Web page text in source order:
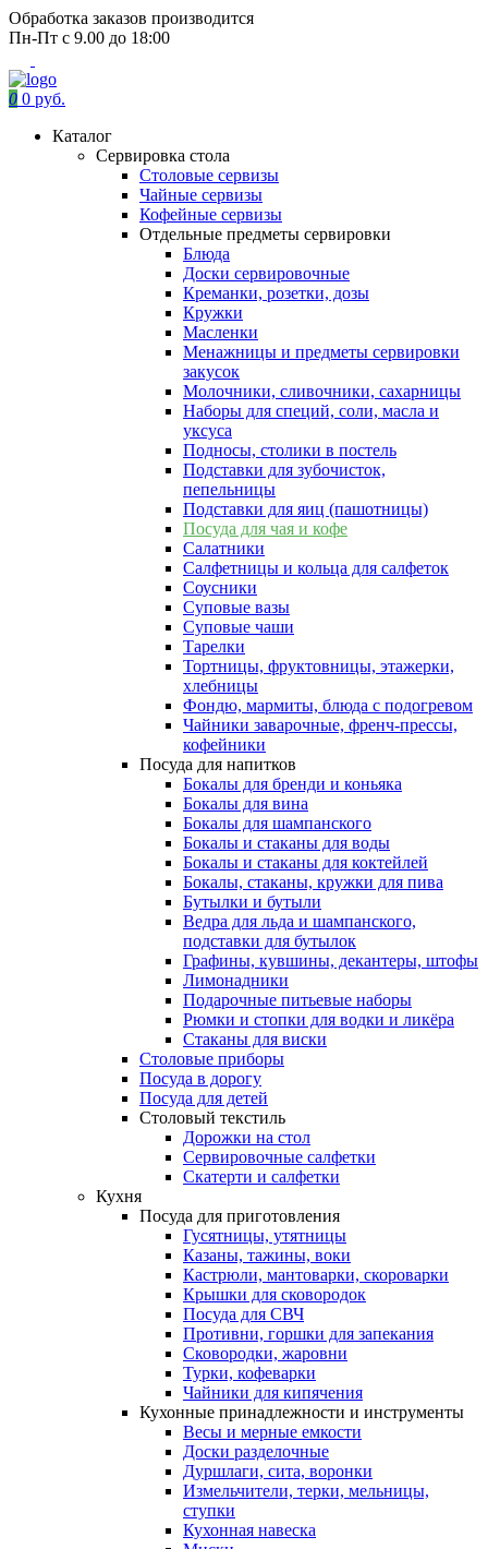
Обработка заказов производится
Пн-Пт с 9.00 до 18:00
0 0 руб.
Каталог
Сервировка стола
Столовые сервизы
Чайные сервизы
Кофейные сервизы
Отдельные предметы сервировки
Блюда
Доски сервировочные
Креманки, розетки, дозы
Кружки
Масленки
Менажницы и предметы сервировки
закусок
Молочники, сливочники, сахарницы
Наборы для специй, соли, масла и
уксуса
Подносы, столики в постель
Подставки для зубочисток,
пепельницы
Подставки для яиц (пашотницы)
Посуда для чая и кофе
Салатники
Салфетницы и кольца для салфеток
Соусники
Суповые вазы
Суповые чаши
Тарелки
Тортницы, фруктовницы, этажерки,
хлебницы
Фондю, мармиты, блюда с подогревом
Чайники заварочные, френч-прессы,
кофейники
Посуда для напитков
Бокалы для бренди и коньяка
Бокалы для вина
Бокалы для шампанского
Бокалы и стаканы для воды
Бокалы и стаканы для коктейлей
Бокалы, стаканы, кружки для пива
Бутылки и бутыли
Ведра для льда и шампанского,
подставки для бутылок
Графины, кувшины, декантеры, штофы
Лимонадники
Подарочные питьевые наборы
Рюмки и стопки для водки и ликёра
Стаканы для виски
Столовые приборы
Посуда в дорогу
Посуда для детей
Столовый текстиль
Дорожки на стол
Сервировочные салфетки
Скатерти и салфетки
Кухня
Посуда для приготовления
Гусятницы, утятницы
Казаны, тажины, воки
Кастрюли, мантоварки, скороварки
Крышки для сковородок
Посуда для СВЧ
Противни, горшки для запекания
Сковородки, жаровни
Турки, кофеварки
Чайники для кипячения
Кухонные принадлежности и инструменты
Весы и мерные емкости
Доски разделочные
Дуршлаги, сита, воронки
Измельчители, терки, мельницы,
ступки
Кухонная навеска